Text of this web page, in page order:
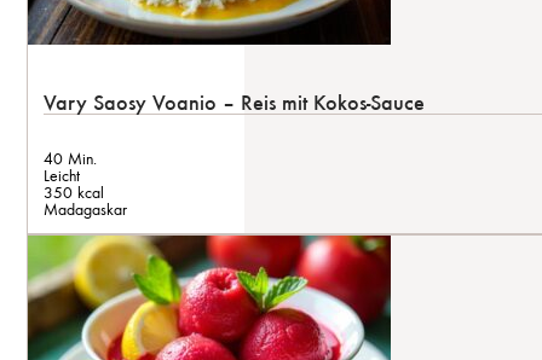
Vary Saosy Voanio – Reis mit Kokos-Sauce
40 Min.
Leicht
350 kcal
Madagaskar